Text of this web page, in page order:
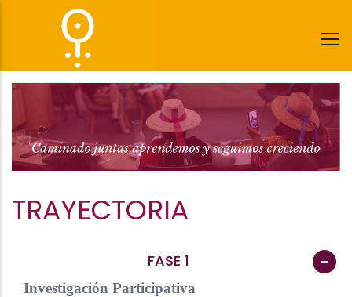
principal
TRAYECTORIA
FASE 1
Investigación Participativa